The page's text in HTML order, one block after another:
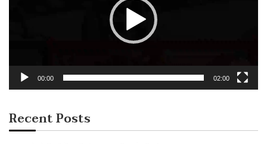
00:00 02:00
Recent Posts